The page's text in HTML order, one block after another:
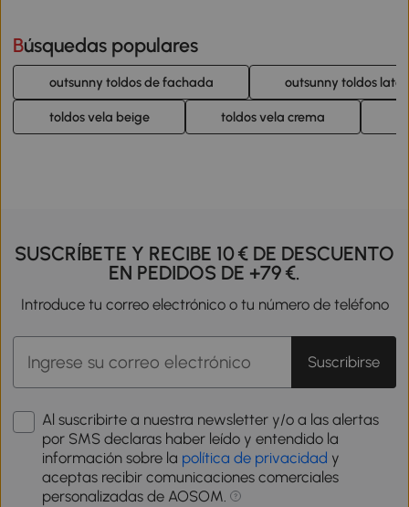
Búsquedas populares
outsunny toldos de fachada outsunny toldos
toldos vela beige toldos vela crema
SUSCRÍBETE Y RECIBE 10 € DE DESCUENTO
EN PEDIDOS DE +79 €.
Introduce tu correo electrónico o tu número de teléfono
Suscribirse
Al suscribirte a nuestra newsletter y/o a las alertas
por SMS declaras haber leído y entendido la
información sobre la política de privacidad y
aceptas recibir comunicaciones comerciales
personalizadas de AOSOM.